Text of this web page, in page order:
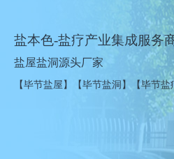
盐本色-盐疗产业集成服务
盐屋盐洞源头厂家
【毕节盐屋】【毕节盐洞】【毕节盐